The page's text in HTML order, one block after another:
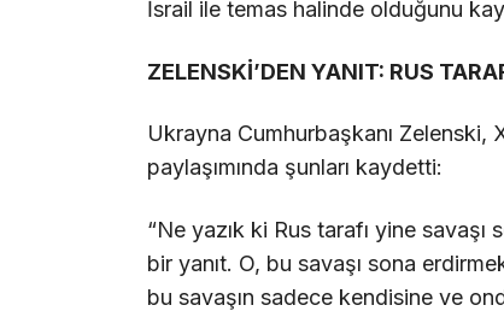
İsrail ile temas halinde olduğunu
ZELENSKİ’DEN YANIT: RUS
Ukrayna Cumhurbaşkanı Zelenski,
paylaşımında şunları kaydetti:
“Ne yazık ki Rus tarafı yine savaşı
bir yanıt. O, bu savaşı sona
bu savaşın sadece kendisine ve